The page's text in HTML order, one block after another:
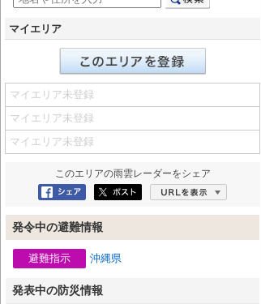
マイエリア
マイエリア未登録
マイエリア未登録
マイエリア未登録
このエリアの雨雲レーダーをシェア
Facebookにシェア
ポスト
発令中の避難情報
避難指示 沖縄県
発表中の防災情報